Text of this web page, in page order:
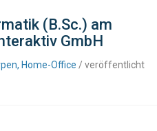
(B.Sc.) am
GmbH
Home-Office / veröffentlicht